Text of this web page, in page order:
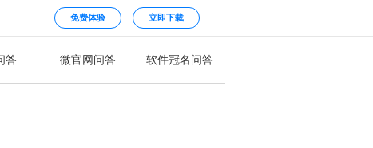
免费体验 立即下载
答 微官网问答 软件冠名问答